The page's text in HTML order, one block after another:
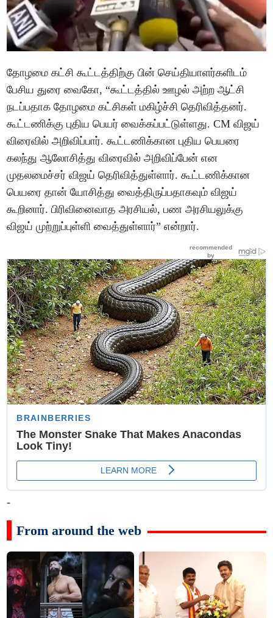
தோழமை கட்சி கூட்டத்திற்கு பின் செய்தியாளர்களிடம்
பேசிய துரை வைகோ, “கூட்டத்தில் ஊழல் அற்ற ஆட்சி
நடப்பதாக தோழமை கட்சிகள் மகிழ்ச்சி தெரிவித்தனர்.
கூட்டணிக்கு புதிய பெயர் வைக்கப்பட்டுள்ளது. CM விஜய்
விரைவில் அறிவிப்பார். கூட்டணிக்கான புதிய பெயரை
கலந்து ஆலோசித்து விரைவில் அறிவிப்பேன் என
முதலமைச்சர் விஜய் தெரிவித்துள்ளார். கூட்டணிக்கான
பெயரை தான் யோசித்து வைத்திருப்பதாகவும் விஜய்
கூறினார். பிரிவினைவாத அரசியல், பண அரசியலுக்கு
விஜய் முற்றுப்புள்ளி வைத்துள்ளார்” என்றார்.
-
From around the web